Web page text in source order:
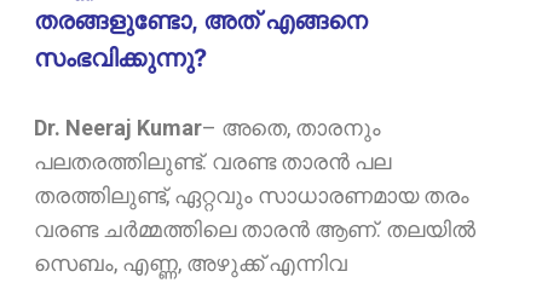
തരങ്ങളുണ്ടോ, അത് എങ്ങനെ
സംഭവിക്കുന്നു?
Dr. Neeraj Kumar– അതെ, താരനും
പലതരത്തിലുണ്ട്. വരണ്ട താരൻ പല
തരത്തിലുണ്ട്, ഏറ്റവും സാധാരണമായ തരം
വരണ്ട ചർമ്മത്തിലെ താരൻ ആണ്. തലയിൽ
സെബം, എണ്ണ, അഴുക്ക് എന്നിവ